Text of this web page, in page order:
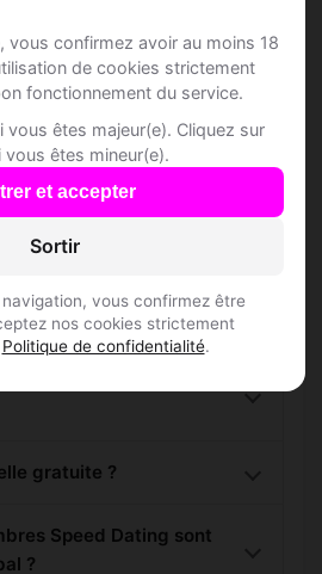
vous confirmez avoir au moins 18
de cookies strictement
fonctionnement du service.
vous êtes majeur(e). Cliquez sur
vous êtes mineur(e).
et accepter
Sortir
vous confirmez être
nos cookies strictement
Politique de confidentialité.
alentours !
gratuitement
gratuite ?
Speed Dating sont
?